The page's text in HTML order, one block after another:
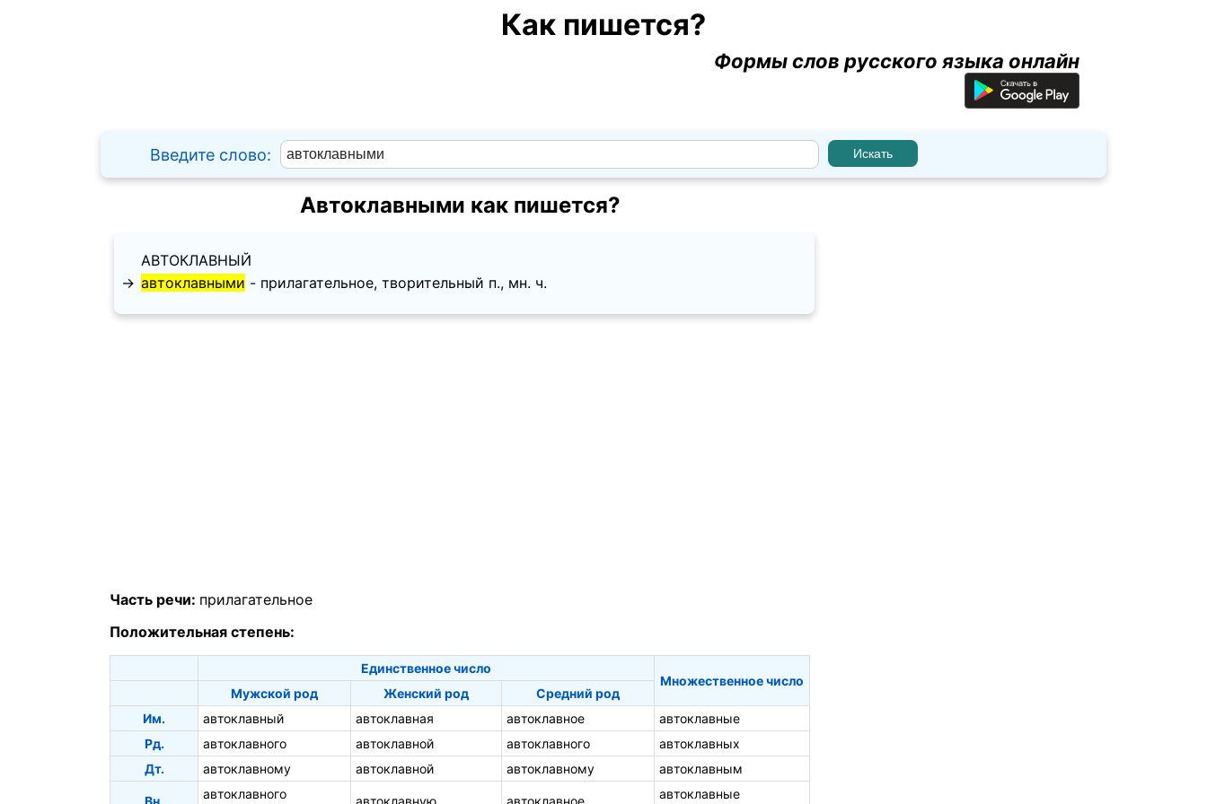
Как пишется?
Формы слов русского языка онлайн
Введите слово:
Автоклавными как пишется?
АВТОКЛАВНЫЙ
→ автоклавными - прилагательное, творительный п., мн. ч.
Часть речи: прилагательное
Положительная степень:
Единственное число
Множественное число
Мужской род
Женский род
Средний род
Им.
автоклавный автоклавная автоклавное
автоклавные
Рд.
автоклавного автоклавной автоклавного
автоклавных
Дт.
автоклавному автоклавной автоклавному автоклавным
автоклавного
автоклавные